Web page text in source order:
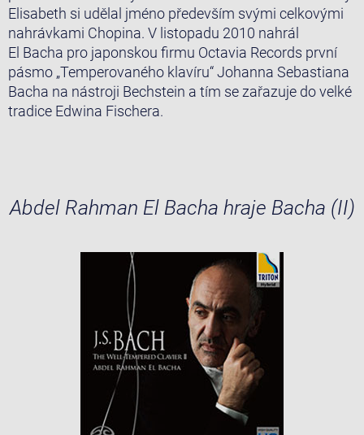
Elisabeth si udělal jméno především svými celkovými
nahrávkami Chopina. V listopadu 2010 nahrál
El Bacha pro japonskou firmu Octavia Records první
pásmo „Temperovaného klavíru“ Johanna Sebastiana
Bacha na nástroji Bechstein a tím se zařazuje do velké
tradice Edwina Fischera.
Abdel Rahman El Bacha hraje Bacha (II)